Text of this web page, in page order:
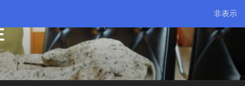
非表示